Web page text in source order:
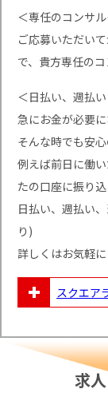
＜専任のコンサ
ご応募いただい
で、貴方専任の
＜日払い、週払
急にお金が必要
そんな時でも安
例えば前日に働
たの口座に振り込
日払い、週払い
り)
詳しくはお気軽に
スクエア
求